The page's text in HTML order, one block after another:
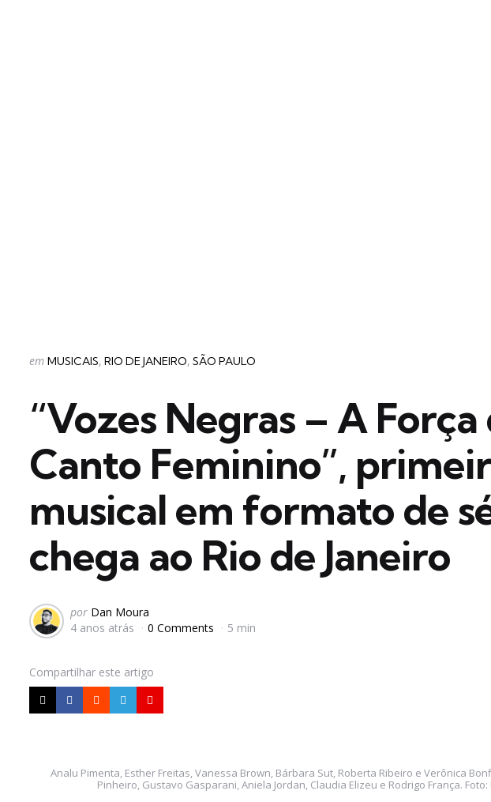
Categorias
Postado
em MUSICAIS RIO DE JANEIRO SÃO PAULO
“Vozes Negras – A Força
Canto Feminino”,
musical em formato de
chega ao Rio de Janeiro
Postado
por
por Dan Moura
4 anos atrás
0 Comments 5 min
Compartilhar este artigo
Analu Pimenta, Esther Freitas, Vanessa Brown, Bárbara Sut, Roberta Ribeiro e Verônica
Pinheiro, Gustavo Gasparani, Aniela Jordan, Claudia Elizeu e Rodrigo França.